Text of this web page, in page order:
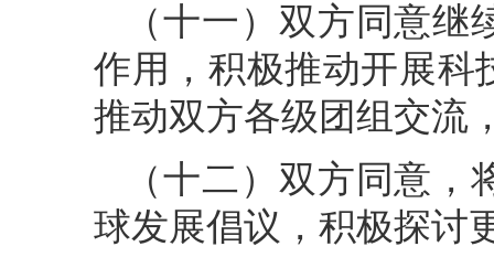
（十一）双方同意
作用，积极推动开展科
推动双方各级团组交流
（十二）双方同意
球发展倡议，积极探讨